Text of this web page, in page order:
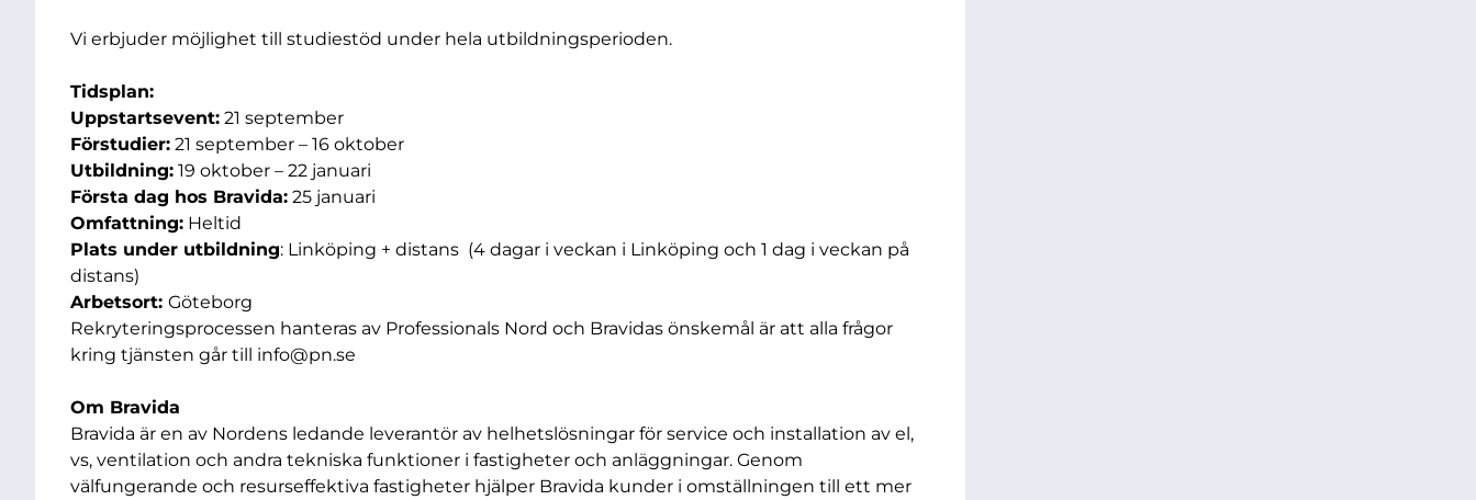
Vi erbjuder möjlighet till studiestöd under hela utbildningsperioden.
Tidsplan:
Uppstartsevent: 21 september
Förstudier: 21 september – 16 oktober
Utbildning: 19 oktober – 22 januari
Första dag hos Bravida: 25 januari
Omfattning: Heltid
Plats under utbildning: Linköping + distans (4 dagar i veckan i Linköping och 1 dag i veckan på
distans)
Arbetsort: Göteborg
Rekryteringsprocessen hanteras av Professionals Nord och Bravidas önskemål är att alla frågor
kring tjänsten går till info@pn.se
Om Bravida
Bravida är en av Nordens ledande leverantör av helhetslösningar för service och installation av el,
vs, ventilation och andra tekniska funktioner i fastigheter och anläggningar. Genom
välfungerande och resurseffektiva fastigheter hjälper Bravida kunder i omställningen till ett mer